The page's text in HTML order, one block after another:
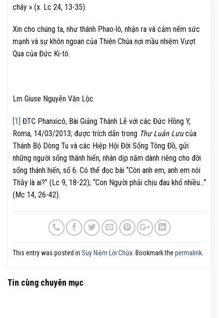
cháy » (x. Lc 24, 13-35).
Xin cho chúng ta, như thánh Phao-lô, nhận ra và cảm nếm sức
mạnh và sự khôn ngoan của Thiên Chúa nơi mầu nhiệm Vượt
Qua của Đức Ki-tô.
Lm Giuse Nguyễn Văn Lộc
[1] ĐTC Phanxicô, Bài Giảng Thánh Lễ với các Đức Hồng Y,
Roma, 14/03/2013; được trích dẫn trong Thư Luân Lưucủa
Thánh Bộ Dòng Tu và các Hiệp Hội Đời Sống Tông Đồ, gửi
những người sống thánh hiến, nhân dịp năm dành riêng cho đời
sống thánh hiến, số 6. Có thể đọc bài “Còn anh em, anh em nói
Thầy là ai?” (Lc 9, 18-22); “Con Người phải chịu đau khổ nhiều…”
(Mc 14, 26-42).
This entry was posted in Suy Niệm Lời Chúa . Bookmark the permalink
Tin cùng chuyên mục